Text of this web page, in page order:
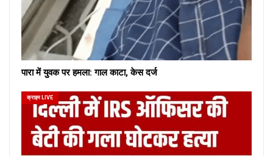
पारा में युवक पर हमला: गाल काटा, केस दर्ज
क्राइम LIVE